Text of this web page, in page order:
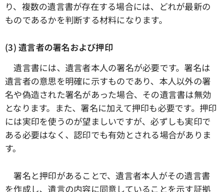
り、複数の遺言書が存在する場合には、どれが最新の
ものであるかを判断する材料になります。
(3) 遺言者の署名および押印
遺言書には、遺言者本人の署名が必要です。署名は
遺言者の意思を明確に示すものであり、本人以外の署
名や偽造された署名があった場合、その遺言書は無効
となります。また、署名に加えて押印も必要です。押印
には実印を使うのが望ましいですが、必ずしも実印で
ある必要はなく、認印でも有効とされる場合がありま
す。
署名と押印があることで、遺言者本人がその遺言書
を作成し、遺言の内容に同意していることを示す証拠